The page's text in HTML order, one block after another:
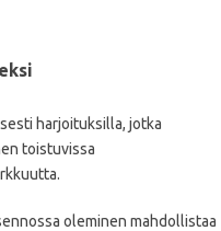
harjoituksilla, jotka
toistuvissa
oleminen mahdollistaa